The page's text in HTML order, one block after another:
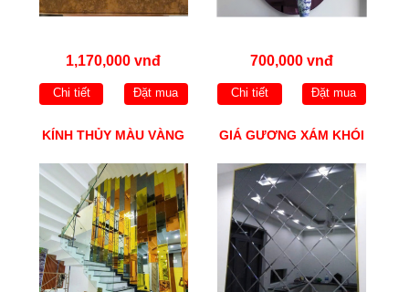
1,170,000 vnđ
Chi tiết Đặt mua
700,000 vnđ
Chi tiết Đặt mua
KÍNH THỦY MÀU VÀNG GIÁ GƯƠNG XÁM KHÓI